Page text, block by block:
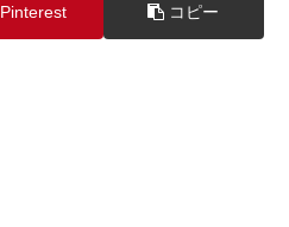
Pinterest コピー